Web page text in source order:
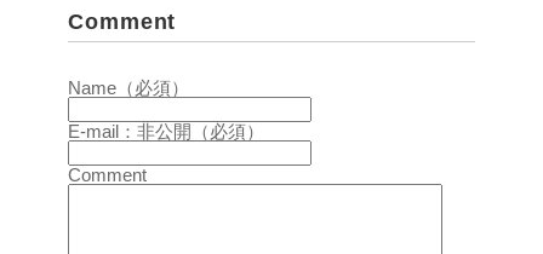
Comment
Name（必須）
E-mail：非公開（必須）
Comment